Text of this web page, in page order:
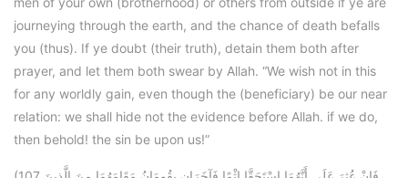
journeying through the earth, and the chance of death befalls
you (thus). If ye doubt (their truth), detain them both after
prayer, and let them both swear by Allah. “We wish not in this
for any worldly gain, even though the (beneficiary) be our near
relation: we shall hide not the evidence before Allah. if we do,
then behold! the sin be upon us!”